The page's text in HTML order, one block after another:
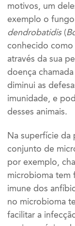
motivos, um
exemplo o fungo
dendrobatidis (
conhecido
através da sua
doença
diminui as
imunidade, e
desses animais.
Na superfície da
conjunto de
por exemplo,
microbioma tem
imune dos
no microbioma
facilitar a